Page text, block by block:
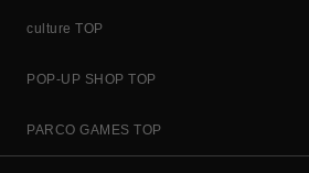
culture TOP
POP-UP SHOP TOP
PARCO GAMES TOP